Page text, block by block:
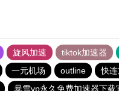
旋风加速 tiktok加速器
一元机场 outline 快
暴雪vp永久免费加速器下载